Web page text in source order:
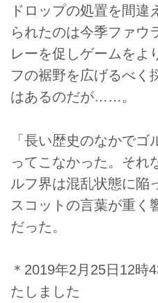
ドロップの処置を間違
られたのは今季ファウ
レーを促しゲームをよ
フの裾野を広げるべく
はあるのだが……。
「長い歴史のなかで
ってこなかった。それ
ルフ界は混乱状態に陥
スコットの言葉が重く
だった。
＊2019年2月25日12時
たしました